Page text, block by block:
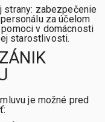
strany: zabezpečenie
za účelom
v domácnosti
starostlivosti.
je možné pred